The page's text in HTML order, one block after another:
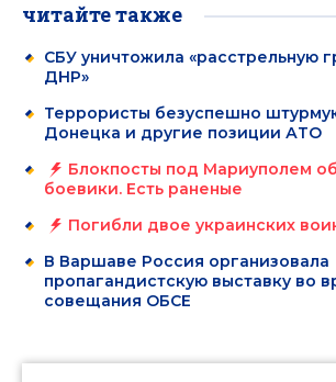
читайте также
СБУ уничтожила «расстрельную
ДНР»
Террористы безуспешно
Донецка и другие позиции АТО
Блокпосты под Мариуполем
боевики. Есть раненые
Погибли двое украинских
В Варшаве Россия организовала
пропагандистскую выставку во
совещания ОБСЕ